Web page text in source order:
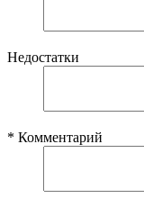
Недостатки
* Комментарий